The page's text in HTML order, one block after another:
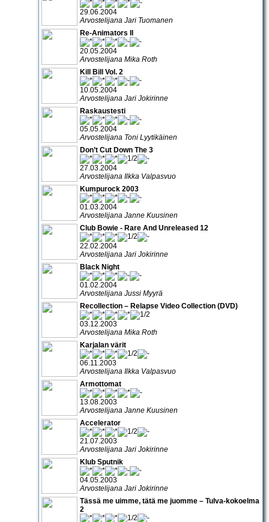
29.06.2004
Arvostelijana Jari Tuomanen
Re-Animators II
20.05.2004
Arvostelijana Mika Roth
Kill Bill Vol. 2
10.05.2004
Arvostelijana Jari Jokirinne
Raskaustesti
05.05.2004
Arvostelijana Toni Lyytikäinen
Don’t Cut Down The 3
27.03.2004
Arvostelijana Ilkka Valpasvuo
Kumpurock 2003
01.03.2004
Arvostelijana Janne Kuusinen
Club Bowie - Rare And Unreleased 12
22.02.2004
Arvostelijana Jari Jokirinne
Black Night
01.02.2004
Arvostelijana Jussi Myyrä
Recollection – Relapse Video Collection (DVD)
03.12.2003
Arvostelijana Mika Roth
Karjalan värit
06.11.2003
Arvostelijana Ilkka Valpasvuo
Armottomat
13.08.2003
Arvostelijana Janne Kuusinen
Accelerator
21.07.2003
Arvostelijana Jari Jokirinne
Klub Sputnik
04.05.2003
Arvostelijana Jari Jokirinne
Tässä me uimme, tätä me juomme – Tulva-kokoelma
2